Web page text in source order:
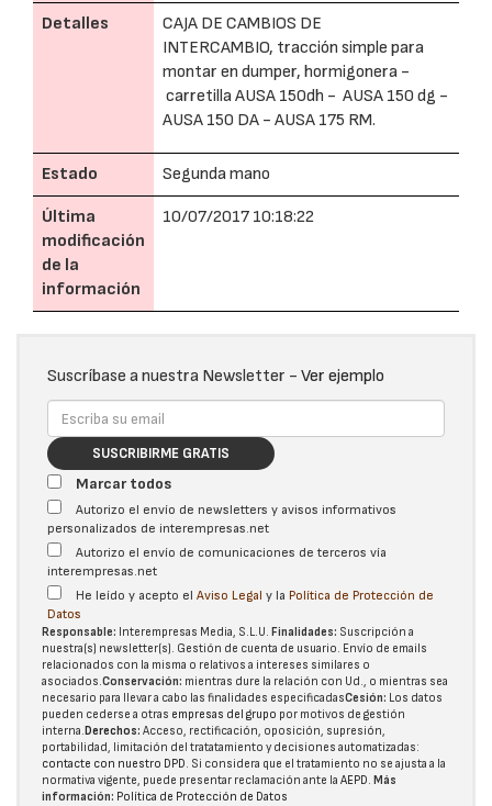
Detalles
CAJA DE CAMBIOS DE
INTERCAMBIO, tracción simple para
montar en dumper, hormigonera -
carretilla AUSA 150dh - AUSA 150 dg -
AUSA 150 DA - AUSA 175 RM.
Estado Segunda mano
Última
modificación
de la
información
10/07/2017 10:18:22
Suscríbase a nuestra Newsletter - Ver ejemplo
SUSCRIBIRME GRATIS
Marcar todos
Autorizo el envío de newsletters y avisos informativos
personalizados de interempresas.net
Autorizo el envío de comunicaciones de terceros vía
interempresas.net
He leído y acepto el Aviso Legal y la Política de Protección de
Datos
Responsable: Interempresas Media, S.L.U. Finalidades: Suscripción a
nuestra(s) newsletter(s). Gestión de cuenta de usuario. Envío de emails
relacionados con la misma o relativos a intereses similares o
asociados.Conservación: mientras dure la relación con Ud., o mientras sea
necesario para llevar a cabo las finalidades especificadasCesión: Los datos
pueden cederse a otras empresas del grupo por motivos de gestión
interna. Derechos: Acceso, rectificación, oposición, supresión,
portabilidad, limitación del tratatamiento y decisiones automatizadas:
contacte con nuestro DPD. Si considera que el tratamiento no se ajusta a la
normativa vigente, puede presentar reclamación ante la AEPD. Más
información: Política de Protección de Datos